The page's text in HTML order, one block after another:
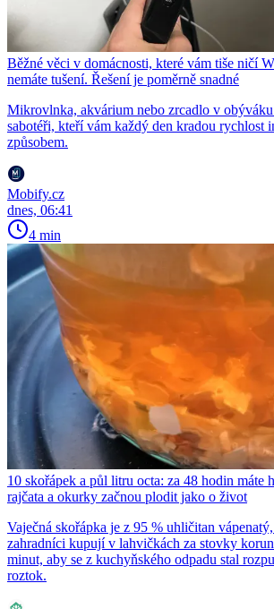
Běžné věci v domácnosti, které vám tiše ničí
nemáte tušení. Řešení je poměrně snadné
Mikrovlnka, akvárium nebo zrcadlo v
sabotéři, kteří vám každý den kradou rychlost
způsobem.
Mobify.cz
dnes, 06:41
4 min
10 skořápek a půl litru octa: za 48 hodin máte
rajčata a okurky začnou plodit jako o život
Vaječná skořápka je z 95 % uhličitan
zahradníci kupují v lahvičkách za stovky
minut, aby se z kuchyňského odpadu stal
roztok.